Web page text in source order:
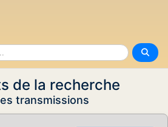
de la recherche
transmissions